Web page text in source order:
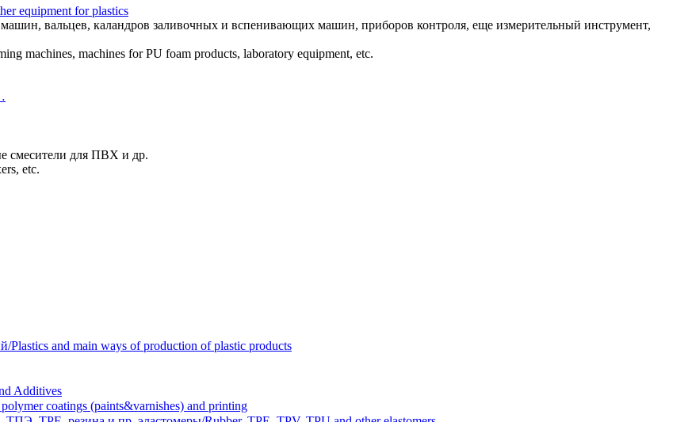
equipment for plastics
вальцев, каландров заливочных и вспенивающих машин, приборов контроля, еще измерительный инструмент,
machines, machines for PU foam products, laboratory equipment, etc.
смесители для ПВХ и др.
etc.
and main ways of production of plastic products
Additives
coatings (paints&varnishes) and printing